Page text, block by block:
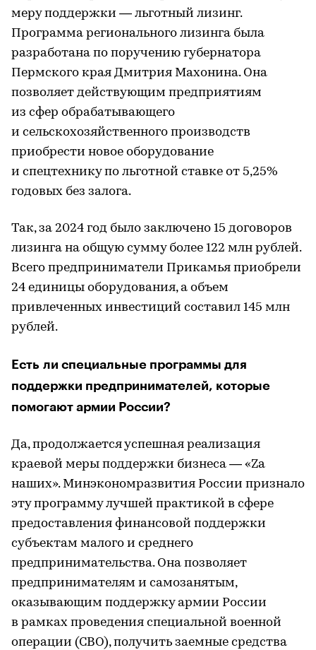
меру поддержки — льготный лизинг.
Программа регионального лизинга была
разработана по поручению губернатора
Пермского края Дмитрия Махонина. Она
позволяет действующим предприятиям
из сфер обрабатывающего
и сельскохозяйственного производств
приобрести новое оборудование
и спецтехнику по льготной ставке от 5,25%
годовых без залога.
Так, за 2024 год было заключено 15 договоров
лизинга на общую сумму более 122 млн рублей.
Всего предприниматели Прикамья приобрели
24 единицы оборудования, а объем
привлеченных инвестиций составил 145 млн
рублей.
Есть ли специальные программы для
поддержки предпринимателей, которые
помогают армии России?
Да, продолжается успешная реализация
краевой меры поддержки бизнеса — «Za
наших». Минэкономразвития России признало
эту программу лучшей практикой в сфере
предоставления финансовой поддержки
субъектам малого и среднего
предпринимательства. Она позволяет
предпринимателям и самозанятым,
оказывающим поддержку армии России
в рамках проведения специальной военной
операции (СВО), получить заемные средства